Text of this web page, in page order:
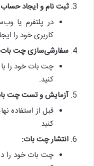
ثبت نام و ایجاد حساب
در پلتفرم یا
کاربری خود را
سفارشی‌سازی چت
چت بات خود را
کنید.
آزمایش و تست چت
قبل از استفاده
کنید.
انتشار چت بات:
چت بات خود را